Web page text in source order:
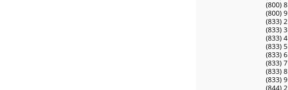
(800) 8
(800) 9
(833) 2
(833) 3
(833) 4
(833) 5
(833) 6
(833) 7
(833) 8
(833) 9
(844) 2